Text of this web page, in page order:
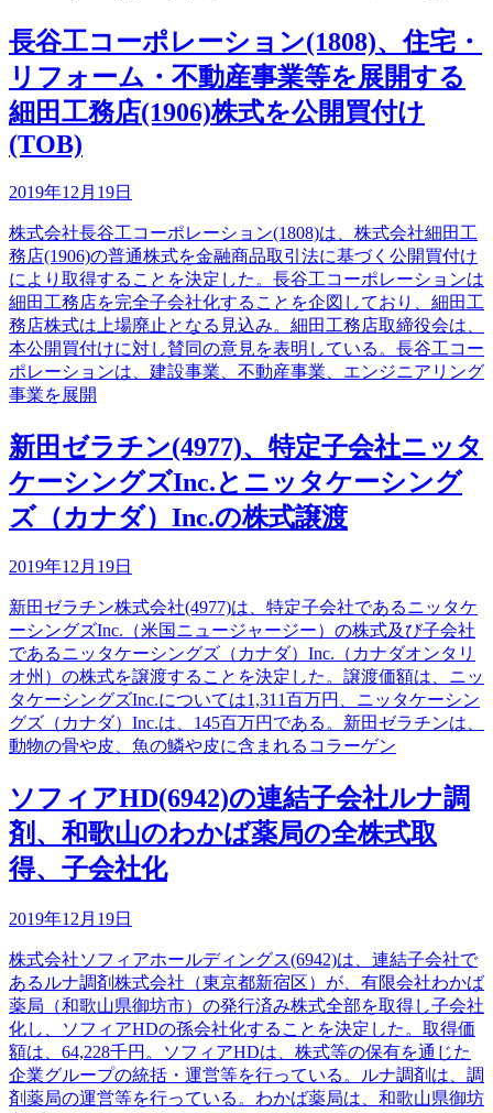
長谷工コーポレーション(1808)、住宅・
リフォーム・不動産事業等を展開する
細田工務店(1906)株式を公開買付け
(TOB)
2019年12月19日
株式会社長谷工コーポレーション(1808)は、株式会社細田工
務店(1906)の普通株式を金融商品取引法に基づく公開買付け
により取得することを決定した。長谷工コーポレーションは
細田工務店を完全子会社化することを企図しており、細田工
務店株式は上場廃止となる見込み。細田工務店取締役会は、
本公開買付けに対し賛同の意見を表明している。長谷工コー
ポレーションは、建設事業、不動産事業、エンジニアリング
事業を展開
新田ゼラチン(4977)、特定子会社ニッタ
ケーシングズInc.とニッタケーシング
ズ（カナダ）Inc.の株式譲渡
2019年12月19日
新田ゼラチン株式会社(4977)は、特定子会社であるニッタケ
ーシングズInc.（米国ニュージャージー）の株式及び子会社
であるニッタケーシングズ（カナダ）Inc.（カナダオンタリ
オ州）の株式を譲渡することを決定した。譲渡価額は、ニッ
タケーシングズInc.については1,311百万円、ニッタケーシン
グズ（カナダ）Inc.は、145百万円である。新田ゼラチンは、
動物の骨や皮、魚の鱗や皮に含まれるコラーゲン
ソフィアHD(6942)の連結子会社ルナ調
剤、和歌山のわかば薬局の全株式取
得、子会社化
2019年12月19日
株式会社ソフィアホールディングス(6942)は、連結子会社で
あるルナ調剤株式会社（東京都新宿区）が、有限会社わかば
薬局（和歌山県御坊市）の発行済み株式全部を取得し子会社
化し、ソフィアHDの孫会社化することを決定した。取得価
額は、64,228千円。ソフィアHDは、株式等の保有を通じた
企業グループの統括・運営等を行っている。ルナ調剤は、調
剤薬局の運営等を行っている。わかば薬局は、和歌山県御坊